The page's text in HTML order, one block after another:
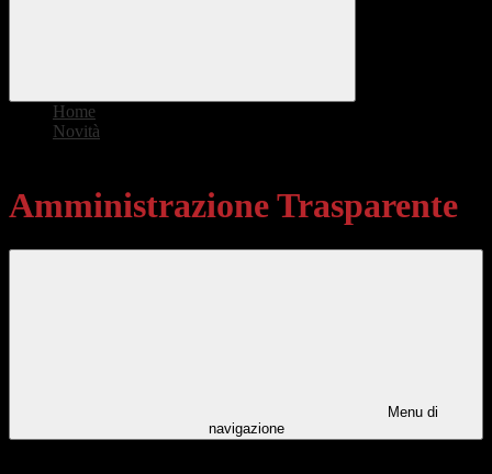
Home
Novità
Amministrazione Trasparente
Menu di
navigazione